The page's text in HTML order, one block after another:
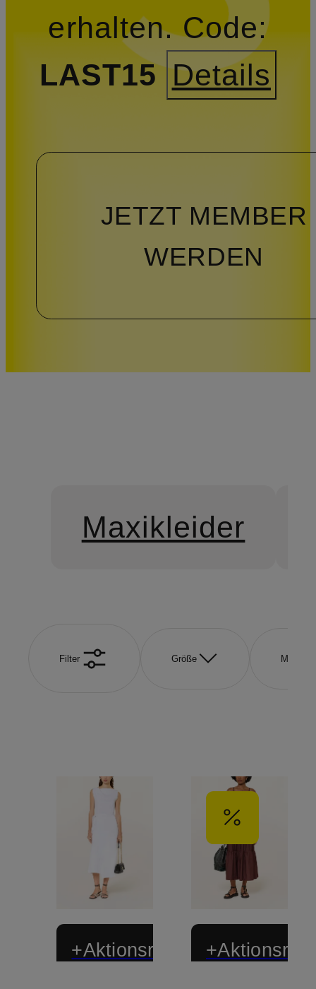
erhalten.Code:
LAST15 Details
JETZT MEMBER
WERDEN
Maxikleider
Filter Größe Marke
+Aktionsrabatt